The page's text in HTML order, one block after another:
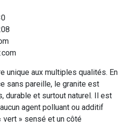
unique aux multiples qualités. En
sans pareille, le granite est
durable et surtout naturel. Il est
agent polluant ou additif
vert » sensé et un côté